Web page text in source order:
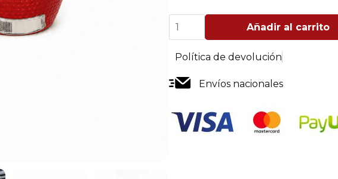
Kamado
de
Empotrar
23"
Añadir al carrito
Política de devolución
Envíos nacionales